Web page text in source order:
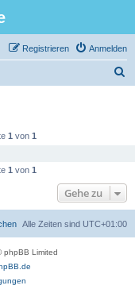
Anmelden
Registrieren
1 von 1
1 von 1
Gehe zu
Alle Zeiten sind UTC+01:00
phpBB Limited